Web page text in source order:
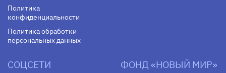
Политика
конфиденциальности
Политика обработки
персональных данных
СОЦСЕТИ ФОНД «НОВЫЙ МИР»